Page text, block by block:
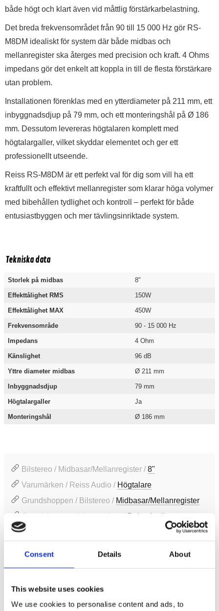
Consent Details About
This website uses cookies
We use cookies to personalise content and ads, to
både högt och klart även vid måttlig förstärkarbelastning.
Det breda frekvensområdet från 90 till 15 000 Hz gör RS-
M8DM idealiskt för system där både midbas och
mellanregister ska återges med precision och kraft. 4 Ohms
impedans gör det enkelt att koppla in till de flesta förstärkare
utan problem.
Installationen förenklas med en ytterdiameter på 211 mm, ett
inbyggnadsdjup på 79 mm, och ett monteringshål på Ø 186
mm. Dessutom levereras högtalaren komplett med
högtalargaller, vilket skyddar elementet och ger ett
professionellt utseende.
Reiss RS-M8DM är ett perfekt val för dig som vill ha ett
kraftfullt och effektivt mellanregister som klarar höga volymer
med bibehållen tydlighet och kontroll – perfekt för både
entusiastbyggen och mer tävlingsinriktade system.
Tekniska data
Storlek på midbas 8"
Effekttålighet RMS 150W
Effekttålighet MAX 450W
Frekvensområde 90 - 15 000 Hz
Impedans 4 Ohm
Känslighet 96 dB
Yttre diameter midbas Ø 211 mm
Inbyggnadsdjup 79 mm
Högtalargaller Ja
Monteringshål Ø 186 mm
Bilstereo / Midbasar/Mellanregister /8"
Varumärken / Reiss Audio / Högtalare
Grundshoppen / Bilstereo / Midbasar/Mellanregister
Grundshoppen / Varumärken / Reiss Audio
Produktinformation
EAN / GTIN: 8698814078425